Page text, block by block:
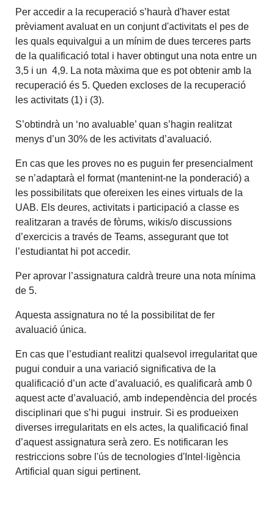
Per accedir a la recuperació s’haurà d'haver estat
prèviament avaluat en un conjunt d'activitats el pes de
les quals equivalgui a un mínim de dues terceres parts
de la qualificació total i haver obtingut una nota entre un
3,5 i un 4,9. La nota màxima que es pot obtenir amb la
recuperació és 5. Queden excloses de la recuperació
les activitats (1) i (3).
S’obtindrà un ‘no avaluable’ quan s’hagin realitzat
menys d’un 30% de les activitats d’avaluació.
En cas que les proves no es puguin fer presencialment
se n’adaptarà el format (mantenint-ne la ponderació) a
les possibilitats que ofereixen les eines virtuals de la
UAB. Els deures, activitats i participació a classe es
realitzaran a través de fòrums, wikis/o discussions
d’exercicis a través de Teams, assegurant que tot
l’estudiantat hi pot accedir.
Per aprovar l’assignatura caldrà treure una nota mínima
de 5.
Aquesta assignatura no té la possibilitat de fer
avaluació única.
En cas que l’estudiant realitzi qualsevol irregularitat que
pugui conduir a una variació significativa de la
qualificació d’un acte d’avaluació, es qualificarà amb 0
aquest acte d’avaluació, amb independència del procés
disciplinari que s’hi pugui instruir. Si es produeixen
diverses irregularitats en els actes, la qualificació final
d’aquest assignatura serà zero. Es notificaran les
restriccions sobre l'ús de tecnologies d'Intel·ligència
Artificial quan sigui pertinent.